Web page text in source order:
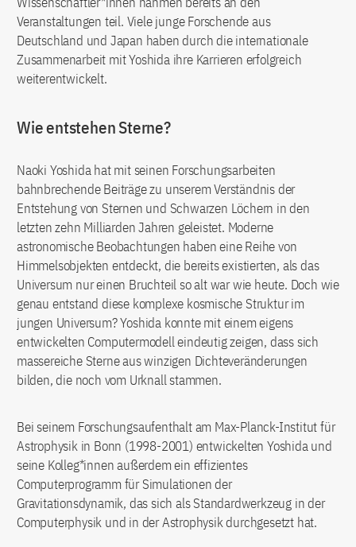
Veranstaltungen teil. Viele junge Forschende aus
Deutschland und Japan haben durch die internationale
Zusammenarbeit mit Yoshida ihre Karrieren erfolgreich
weiterentwickelt.
Wie entstehen Sterne?
Naoki Yoshida hat mit seinen Forschungsarbeiten
bahnbrechende Beiträge zu unserem Verständnis der
Entstehung von Sternen und Schwarzen Löchern in den
letzten zehn Milliarden Jahren geleistet. Moderne
astronomische Beobachtungen haben eine Reihe von
Himmelsobjekten entdeckt, die bereits existierten, als das
Universum nur einen Bruchteil so alt war wie heute. Doch wie
genau entstand diese komplexe kosmische Struktur im
jungen Universum? Yoshida konnte mit einem eigens
entwickelten Computermodell eindeutig zeigen, dass sich
massereiche Sterne aus winzigen Dichteveränderungen
bilden, die noch vom Urknall stammen.
Bei seinem Forschungsaufenthalt am Max-Planck-Institut für
Astrophysik in Bonn (1998-2001) entwickelten Yoshida und
seine Kolleg*innen außerdem ein effizientes
Computerprogramm für Simulationen der
Gravitationsdynamik, das sich als Standardwerkzeug in der
Computerphysik und in der Astrophysik durchgesetzt hat.